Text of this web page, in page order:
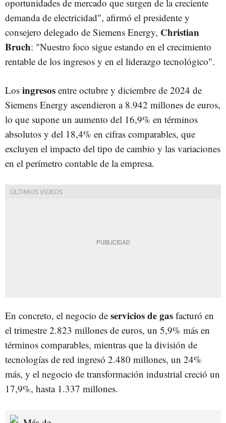
oportunidades de mercado que surgen de la creciente
demanda de electricidad", afirmó el presidente y
consejero delegado de Siemens Energy, Christian
Bruch: "Nuestro foco sigue estando en el crecimiento
rentable de los ingresos y en el liderazgo tecnológico".
Los ingresos entre octubre y diciembre de 2024 de
Siemens Energy ascendieron a 8.942 millones de euros,
lo que supone un aumento del 16,9% en términos
absolutos y del 18,4% en cifras comparables, que
excluyen el impacto del tipo de cambio y las variaciones
en el perímetro contable de la empresa.
En concreto, el negocio de servicios de gas facturó en
el trimestre 2.823 millones de euros, un 5,9% más en
términos comparables, mientras que la división de
tecnologías de red ingresó 2.480 millones, un 24%
más, y el negocio de transformación industrial creció un
17,9%, hasta 1.337 millones.